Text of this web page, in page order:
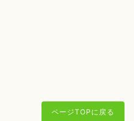
ページTOPに戻る